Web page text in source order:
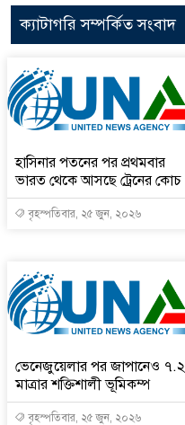
ক্যাটাগরি সম্পর্কিত সংবাদ
হাসিনার পতনের পর প্রথমবার
ভারত থেকে আসছে ট্রেনের কোচ
বৃহস্পতিবার, ২৫ জুন, ২০২৬
ভেনেজুয়েলার পর জাপানেও ৭.২
মাত্রার শক্তিশালী ভূমিকম্প
বৃহস্পতিবার, ২৫ জুন, ২০২৬